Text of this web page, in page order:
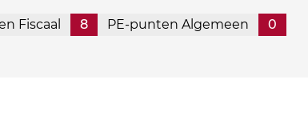
Fiscaal 8 PE-punten Algemeen
0